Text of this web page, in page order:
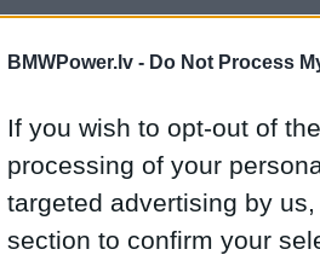
BMWPower.lv - Do Not Process
If you wish to opt-out of
processing of your
targeted advertising by
section to confirm your